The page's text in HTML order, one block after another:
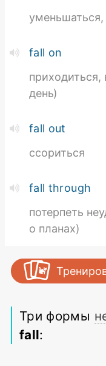
уменьшаться,
fall on
день)
fall out
ссориться
fall through
потерпеть
о планах)
Три формы
fall: